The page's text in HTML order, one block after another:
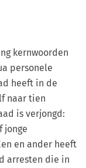
kernwoorden
personele
heeft in de
naar tien
is verjongd:
jonge
en ander heeft
arresten die in